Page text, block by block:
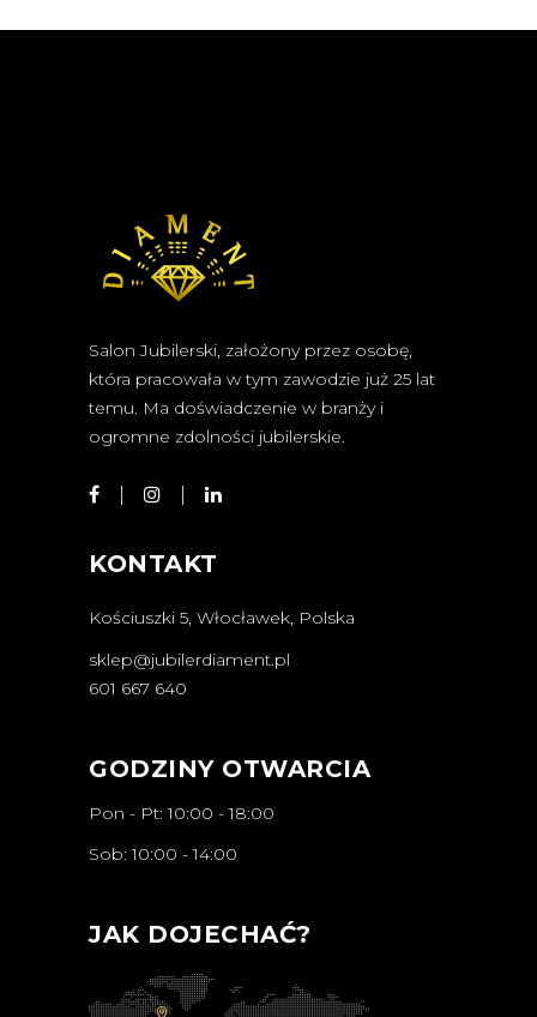
Salon Jubilerski, założony przez osobę,
która pracowała w tym zawodzie już 25 lat
temu. Ma doświadczenie w branży i
ogromne zdolności jubilerskie.
KONTAKT
Kościuszki 5, Włocławek, Polska
sklep@jubilerdiament.pl
601 667 640
GODZINY OTWARCIA
Pon - Pt: 10:00 - 18:00
Sob: 10:00 - 14:00
JAK DOJECHAĆ?